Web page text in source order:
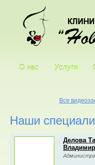
О нас Услуги
Все
Наши
Делова